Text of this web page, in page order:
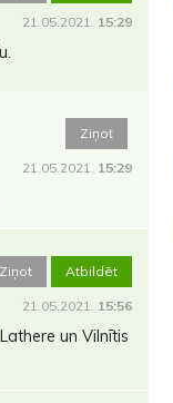
21.05.2021. 15:29
Ziņot
21.05.2021. 15:29
Ziņot Atbildēt
21.05.2021. 15:56
un Vilnītis